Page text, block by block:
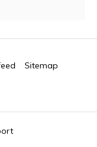
Sitemap